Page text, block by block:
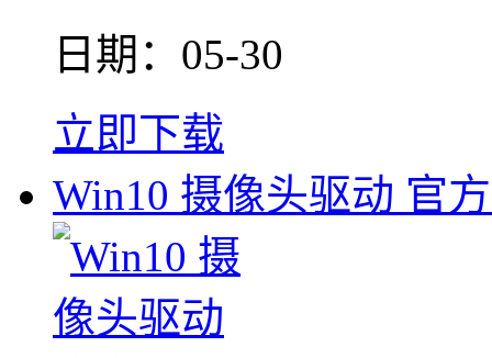
日期：05-30
立即下载
Win10 摄像头驱动 官